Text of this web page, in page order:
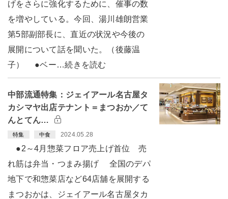
げをさらに強化するために、催事の数
を増やしている。今回、湯川雄朗営業
第5部副部長に、直近の状況や今後の
展開について話を聞いた。（後藤温
子） ●ベー…続きを読む
中部流通特集：ジェイアール名古屋タ
カシマヤ出店テナント＝まつおか／て
んとてん…
特集 中食 2024.05.28
●2～4月惣菜フロア売上げ首位 売
れ筋は弁当・つまみ揚げ 全国のデパ
地下で和惣菜店など64店舖を展開する
まつおかは、ジェイアール名古屋タカ